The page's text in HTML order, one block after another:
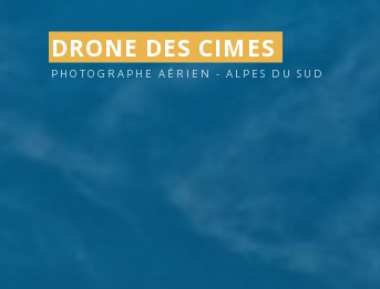
contenu
DRONE DES CIMES
PHOTOGRAPHE AÉRIEN - ALPES DU SUD